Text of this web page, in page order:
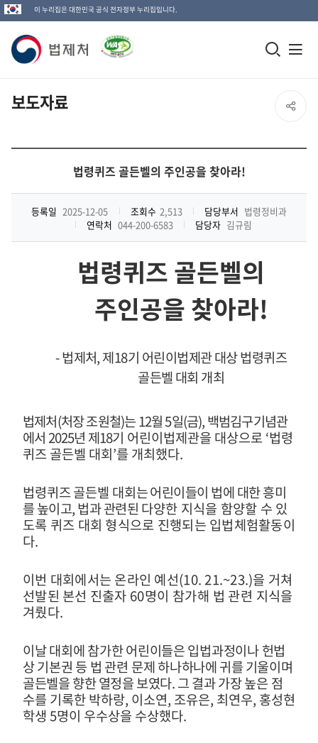
이 누리집은 대한민국 공식 전자정부 누리집입니다.
법
제
처
고
모
기
보도자료 SNS
열
법령퀴즈 골든벨의 주인공을 찾아라!
등록일 2025-12-05 조회수 2,513 담당부서 법령정비과
연락처 044-200-6583 담당자 김규림
법령퀴즈 골든벨의
주인공을 찾아라!
-법제처,제18기 어린이법제관 대상법령퀴즈
골든벨 대회 개최
법제처(처장 조원철)는12월5일(금),백범김구기념관
에서2025년 제18기 어린이법제관을 대상으로‘법령
퀴즈 골든벨 대회’를 개최했다.
법령퀴즈 골든벨 대회는 어린이들이 법에 대한 흥미
를 높이고,법과 관련된 다양한 지식을 함양할 수 있
도록 퀴즈 대회 형식으로 진행되는 입법체험활동이
다.
이번 대회에서는 온라인 예선(10. 21.~23.)을 거쳐
선발된 본선 진출자 60명이 참가해 법 관련 지식을
겨뤘다.
이날 대회에 참가한 어린이들은 입법과정이나 헌법
상 기본권 등 법 관련 문제하나하나에 귀를 기울이며
골든벨을 향한 열정을 보였다.그 결과가장높은 점
수를 기록한 박하랑, 이소연, 조유은, 최연우, 홍성현
학생 5명이 우수상을 수상했다.